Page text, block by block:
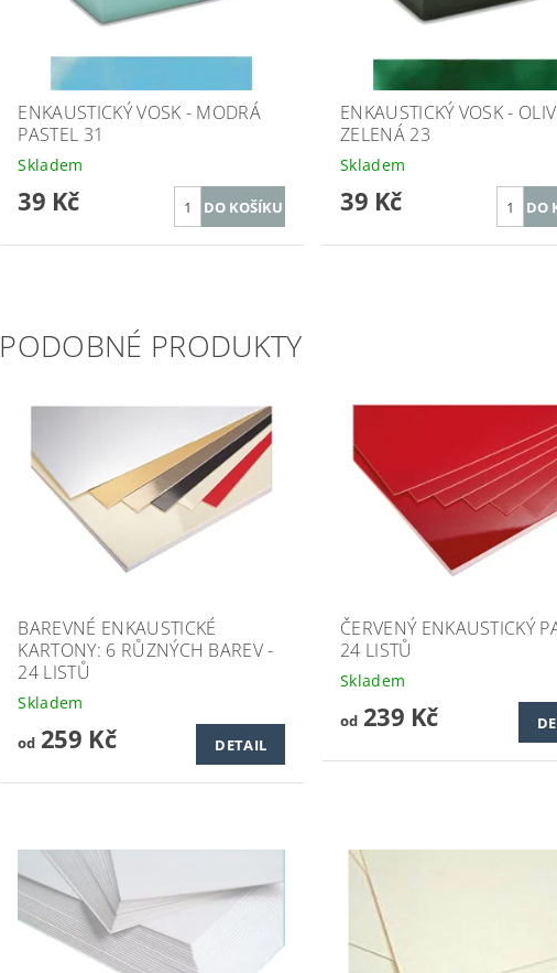
ENKAUSTICKÝ VOSK - MODRÁ
PASTEL 31
Skladem
39 Kč
ENKAUSTICKÝ VOSK -
ZELENÁ 23
Skladem
39 Kč
PODOBNÉ PRODUKTY
BAREVNÉ ENKAUSTICKÉ
KARTONY: 6 RŮZNÝCH BAREV -
24 LISTŮ
Skladem
od259 Kč DETAIL
ČERVENÝ ENKAUSTICKÝ
24 LISTŮ
Skladem
od239 Kč